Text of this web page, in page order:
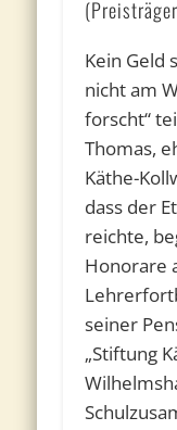
Kein Geld
nicht am
forscht“
Thomas,
Käthe-
dass der
reichte,
Honorare
seiner
„Stiftung